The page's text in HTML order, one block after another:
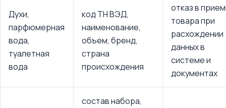
Духи,
парфюмерная
вода,
туалетная
вода
код ТН ВЭД,
наименование,
объем, бренд,
страна
происхождения
отказ в
товара при
расхождении
данных в
системе и
документах
состав набора,